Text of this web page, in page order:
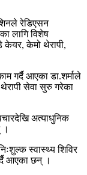
रेडिएसन
लागि विशेष
केयर, केमो थेरापी,
गर्दै आएका डा.शर्माले
थेरापी सेवा सुरु गरेका
अत्याधुनिक
।
स्वास्थ्य शिविर
आएका छन् ।